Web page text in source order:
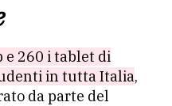
e 260 i tablet di
in tutta Italia,
da parte del